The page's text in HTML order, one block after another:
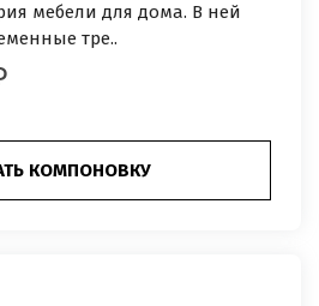
мебели для дома. В ней
тре..
КОМПОНОВКУ